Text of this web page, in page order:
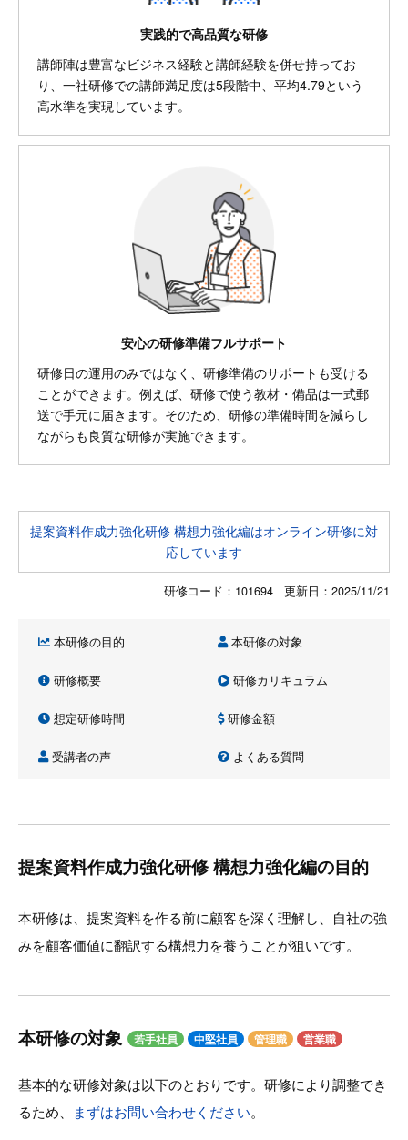
実践的で高品質な研修
講師陣は豊富なビジネス経験と講師経験を併せ持ってお
り、一社研修での講師満足度は5段階中、平均4.79という
高水準を実現しています。
安心の研修準備フルサポート
研修日の運用のみではなく、研修準備のサポートも受ける
ことができます。例えば、研修で使う教材・備品は一式郵
送で手元に届きます。そのため、研修の準備時間を減らし
ながらも良質な研修が実施できます。
提案資料作成力強化研修 構想力強化編はオンライン研修に対
応しています
研修コード：101694 更新日： 2025/11/21
本研修の目的 本研修の対象
研修概要 研修カリキュラム
想定研修時間 研修金額
受講者の声 よくある質問
提案資料作成力強化研修 構想力強化編の目的
本研修は、提案資料を作る前に顧客を深く理解し、自社の強
みを顧客価値に翻訳する構想力を養うことが狙いです。
本研修の対象 若手社員 中堅社員 管理職 営業職
基本的な研修対象は以下のとおりです。研修により調整でき
るため、
まずはお問い合わせください。